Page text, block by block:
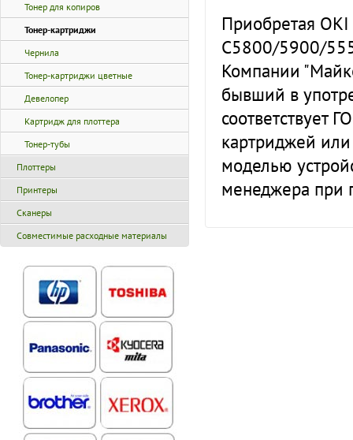
Тонер для копиров
Тонер-картриджи
Чернила
Тонер-картриджи цветные
Девелопер
Картридж для плоттера
Тонер-тубы
Плоттеры
Принтеры
Сканеры
Совместимые расходные материалы
Приобретая
С5800/5900/
Компании
бывший в
соответствует
картриджей
моделью
менеджера при